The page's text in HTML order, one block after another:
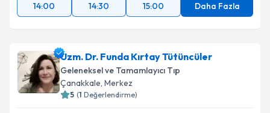
14:00
14:30 15:00 Daha Fazla
Uzm. Dr. Funda Kırtay Tütüncüler
Geleneksel ve Tamamlayıcı Tıp
Çanakkale, Merkez
5 (1 Değerlendirme)